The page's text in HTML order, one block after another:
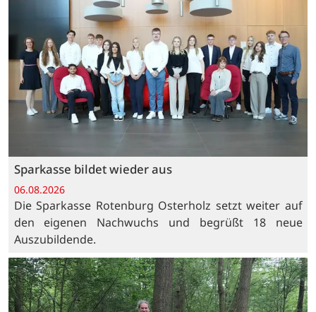
Sparkasse bildet wieder aus
06.08.2026
Die Sparkasse Rotenburg Osterholz setzt weiter auf
den eigenen Nachwuchs und begrüßt 18 neue
Auszubildende.